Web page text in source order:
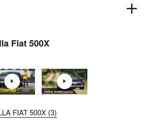
Fiat 500X
FIAT 500X (3)